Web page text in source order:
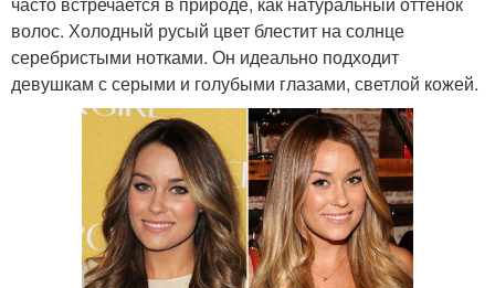
волос. Холодный русый цвет блестит на солнце
серебристыми нотками. Он идеально подходит
девушкам с серыми и голубыми глазами, светлой кожей.